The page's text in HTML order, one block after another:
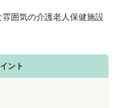
無料お仕事相談
雰囲気の介護老人保健施設
ント